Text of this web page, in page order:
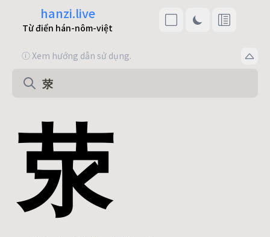
hanzi.live
Từ điển hán-nôm-việt
ⓘ Xem hướng dẫn sử dụng.
荥